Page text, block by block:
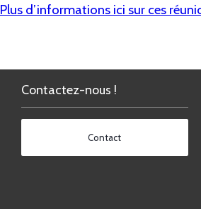
Plus d’informations ici sur ces
Contactez-nous !
Contact